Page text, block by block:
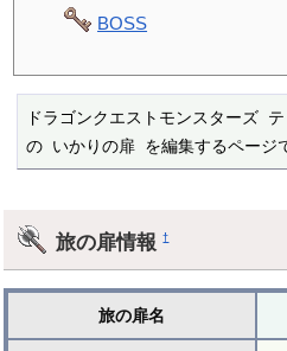
BOSS
ドラゴンクエストモンスターズ
の いかりの扉 を編集するページ
旅の扉情報†
旅の扉名